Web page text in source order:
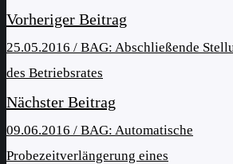
Vorheriger Beitrag
25.05.2016 / BAG: Abschließende
des Betriebsrates
Nächster Beitrag
09.06.2016 / BAG: Automatische
Probezeitverlängerung eines